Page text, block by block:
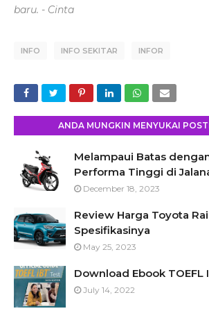
baru. - Cinta
INFO INFO SEKITAR INFOR
ANDA MUNGKIN MENYUKAI
Melampaui Batas
Performa Tinggi di
December 18, 2023
Review Harga Toyota
Spesifikasinya
May 25, 2023
Download Ebook TOEFL
July 14, 2022